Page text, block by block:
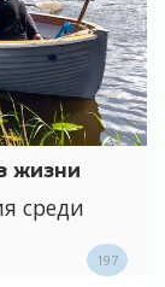
жизни
среди
197